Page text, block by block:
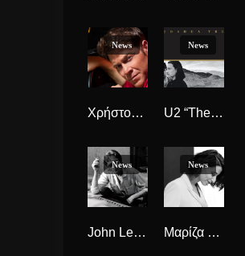
News
Χρήστος Χολίδης “Θα Γυρίζω” νέο τραγούδι.
News
U2 “The Joshua Tree” ανακηρύχθηκε το καλύτερο Άλμπουμ των 80s
News
John Lennon 80 χρόνια Μουσικής κληρονομιάς σε ένα ανθολόγιο.
News
Μαρίζα Ρίζου “Πάμε Πιο Πέρα” νέο Τραγούδι.